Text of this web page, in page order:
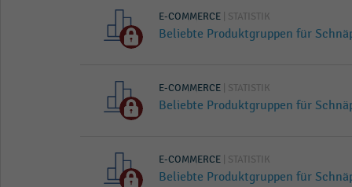
E-COMMERCE | STATISTIK
Beliebte Produktgruppen für
E-COMMERCE | STATISTIK
Beliebte Produktgruppen für
E-COMMERCE | STATISTIK
Beliebte Produktgruppen für